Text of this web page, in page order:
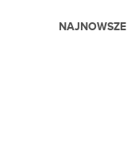
NAJNOWSZE